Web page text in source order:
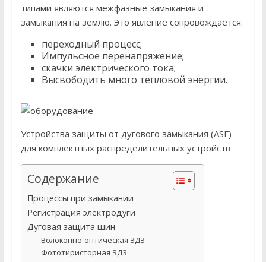
типами являются межфазные замыкания и
замыкания на землю. Это явление сопровождается:
переходный процесс;
Импульсное перенапряжение;
скачки электрического тока;
Высвободить много тепловой энергии.
Устройства защиты от дугового замыкания (ASF)
для комплектных распределительных устройств
Содержание
Процессы при замыкании
Регистрация электродуги
Дуговая защита шин
Волоконно-оптическая ЗДЗ
Фототиристорная ЗДЗ